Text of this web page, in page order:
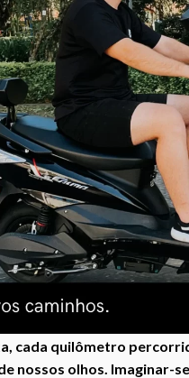
cada quilômetro
nossos olhos.